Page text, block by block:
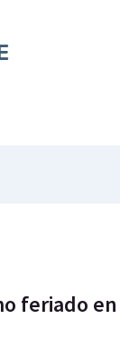
feriado